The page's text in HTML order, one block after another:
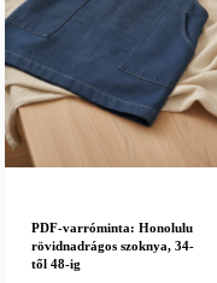
PDF-varróminta: Honolulu
rövidnadrágos szoknya, 34-
től 48-ig